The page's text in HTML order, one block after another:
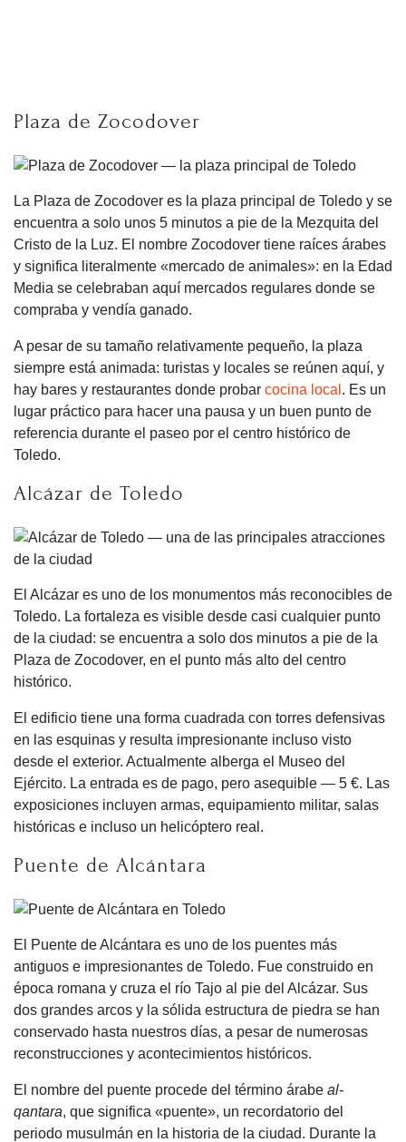
Plaza de Zocodover
La Plaza de Zocodover es la plaza principal de Toledo y se
encuentra a solo unos 5 minutos a pie de la Mezquita del
Cristo de la Luz. El nombre Zocodover tiene raíces árabes
y significa literalmente «mercado de animales»: en la Edad
Media se celebraban aquí mercados regulares donde se
compraba y vendía ganado.
A pesar de su tamaño relativamente pequeño, la plaza
siempre está animada: turistas y locales se reúnen aquí, y
hay bares y restaurantes donde probar cocina local . Es un
lugar práctico para hacer una pausa y un buen punto de
referencia durante el paseo por el centro histórico de
Toledo.
Alcázar de Toledo
El Alcázar es uno de los monumentos más reconocibles de
Toledo. La fortaleza es visible desde casi cualquier punto
de la ciudad: se encuentra a solo dos minutos a pie de la
Plaza de Zocodover, en el punto más alto del centro
histórico.
El edificio tiene una forma cuadrada con torres defensivas
en las esquinas y resulta impresionante incluso visto
desde el exterior. Actualmente alberga el Museo del
Ejército. La entrada es de pago, pero asequible — 5 €. Las
exposiciones incluyen armas, equipamiento militar, salas
históricas e incluso un helicóptero real.
Puente de Alcántara
El Puente de Alcántara es uno de los puentes más
antiguos e impresionantes de Toledo. Fue construido en
época romana y cruza el río Tajo al pie del Alcázar. Sus
dos grandes arcos y la sólida estructura de piedra se han
conservado hasta nuestros días, a pesar de numerosas
reconstrucciones y acontecimientos históricos.
El nombre del puente procede del término árabe al-
qantara, que significa «puente», un recordatorio del
periodo musulmán en la historia de la ciudad. Durante la